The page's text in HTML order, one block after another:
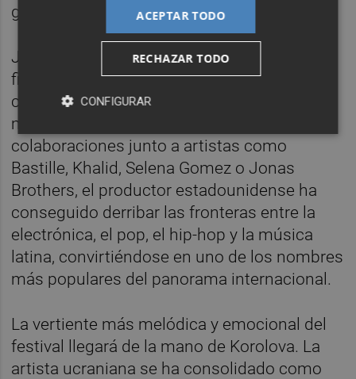
grandes reclamos de esta edición inaugural.
Junto a él estará Marshmello, una de las
figuras más reconocibles de la música
contemporánea. Con más de 16.800
millones de reproducciones en Spotify y
colaboraciones junto a artistas como
Bastille, Khalid, Selena Gomez o Jonas
Brothers, el productor estadounidense ha
conseguido derribar las fronteras entre la
electrónica, el pop, el hip-hop y la música
latina, convirtiéndose en uno de los nombres
más populares del panorama internacional.
La vertiente más melódica y emocional del
festival llegará de la mano de Korolova. La
artista ucraniana se ha consolidado como
ACEPTAR TODO
RECHAZAR TODO
CONFIGURAR